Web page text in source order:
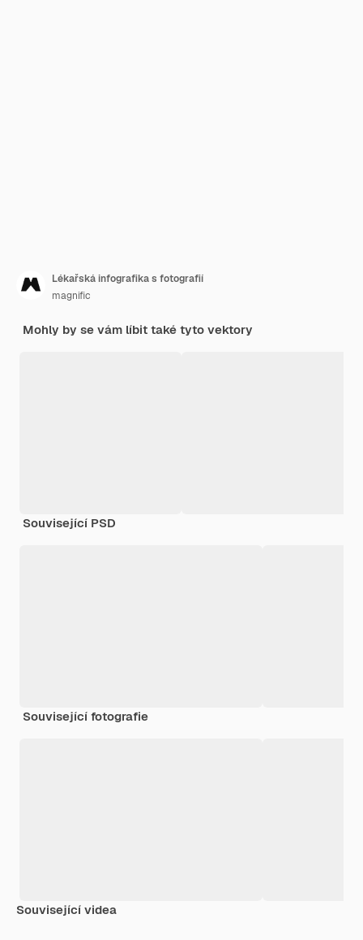
Lékařská infografika s fotografií
magnific
Mohly by se vám líbit také tyto vektory
Související PSD
Související fotografie
Související videa